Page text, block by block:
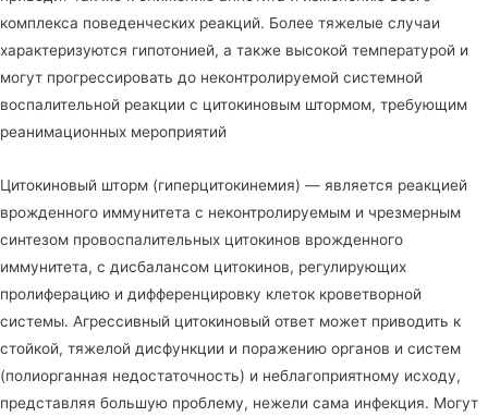
комплекса поведенческих реакций. Более тяжелые случаи
характеризуются гипотонией, а также высокой температурой и
могут прогрессировать до неконтролируемой системной
воспалительной реакции с цитокиновым штормом, требующим
реанимационных мероприятий
Цитокиновый шторм (гиперцитокинемия) — является реакцией
врожденного иммунитета с неконтролируемым и чрезмерным
синтезом провоспалительных цитокинов врожденного
иммунитета, с дисбалансом цитокинов, регулирующих
пролиферацию и дифференцировку клеток кроветворной
системы. Агрессивный цитокиновый ответ может приводить к
стойкой, тяжелой дисфункции и поражению органов и систем
(полиорганная недостаточность) и неблагоприятному исходу,
представляя большую проблему, нежели сама инфекция. Могут